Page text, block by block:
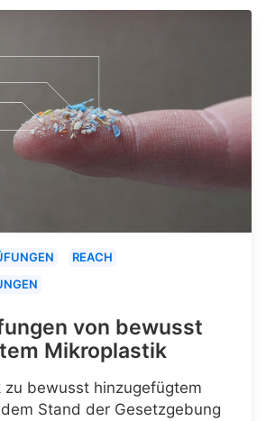
REACH
von bewusst
Mikroplastik
zu bewusst hinzugefügtem
Stand der Gesetzgebung